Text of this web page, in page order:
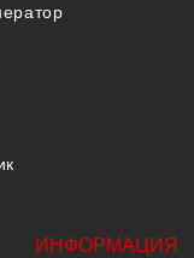
ИНФОРМАЦИЯ